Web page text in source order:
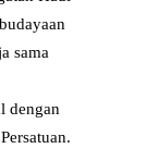
sama
dengan